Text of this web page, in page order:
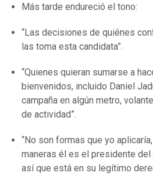
Más tarde endureció el tono:
“Las decisiones de quiénes
las toma esta candidata”.
“Quienes quieran sumarse a
bienvenidos, incluido Daniel
campaña en algún metro,
de actividad”.
“No son formas que yo
maneras él es el presidente del
así que está en su legítimo